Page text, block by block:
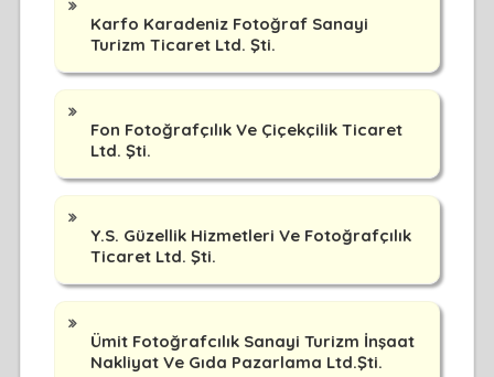
Karfo Karadeniz Fotoğraf Sanayi
Turizm Ticaret Ltd. Şti.
Fon Fotoğrafçılık Ve Çiçekçilik Ticaret
Ltd. Şti.
Y.S. Güzellik Hizmetleri Ve Fotoğrafçılık
Ticaret Ltd. Şti.
Ümit Fotoğrafcılık Sanayi Turizm İnşaat
Nakliyat Ve Gıda Pazarlama Ltd.Şti.